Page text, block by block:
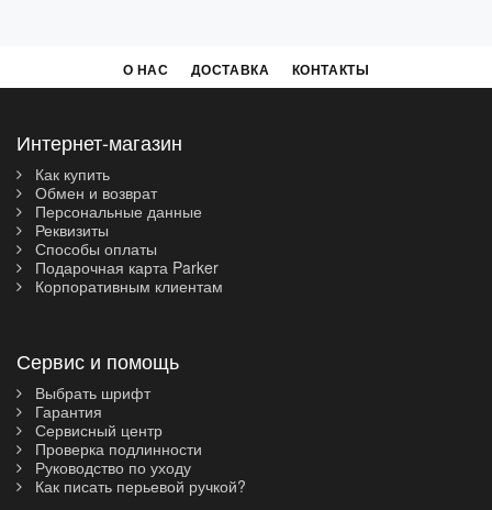
О НАС ДОСТАВКА КОНТАКТЫ
Интернет-магазин
Как купить
Обмен и возврат
Персональные данные
Реквизиты
Способы оплаты
Подарочная карта Parker
Корпоративным клиентам
Сервис и помощь
Выбрать шрифт
Гарантия
Сервисный центр
Проверка подлинности
Руководство по уходу
Как писать перьевой ручкой?